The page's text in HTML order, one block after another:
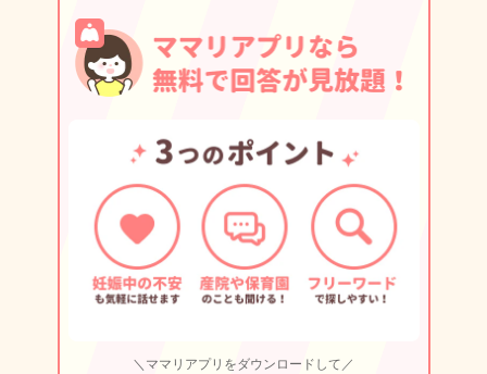
＼ママリアプリをダウンロードして／